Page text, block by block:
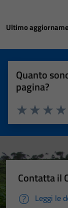
Ultimo
Quanto
pagina?
Valuta
Valuta 2
Valuta 1 stelle
Contatta il
Leggi le